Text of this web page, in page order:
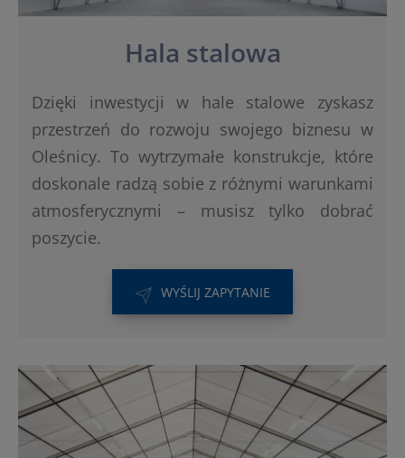
Hala stalowa
Dzięki inwestycji w hale stalowe zyskasz
przestrzeń do rozwoju swojego biznesu w
Oleśnicy. To wytrzymałe konstrukcje, które
doskonale radzą sobie z różnymi warunkami
atmosferycznymi – musisz tylko dobrać
poszycie.
WYŚLIJ ZAPYTANIE